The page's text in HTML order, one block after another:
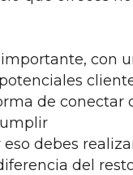
con
de conectar
debes
del